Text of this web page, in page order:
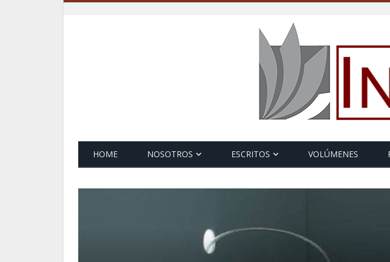
HOME NOSOTROS ESCRITOS VOLÚMENES